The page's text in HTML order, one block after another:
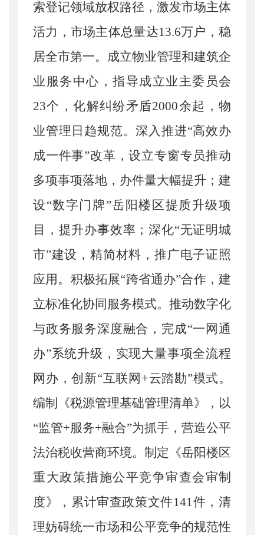
索登记领域放权路径，激发市场主体
活力，市场主体总量达13.6万户，稳
居全市第一。成立物业管理和建筑企
业服务中心，指导成立业主委员会
23个，化解纠纷矛盾2000余起，物
业管理日趋规范。深入推进“高效办
成一件事”改革，设立专窗专员推动
多项事项落地，办件量大幅提升；建
设“数字门牌”岳阳楼区提质升级项
目，提升办事效率；深化“无证明城
市”建设，精简材料，推广电子证照
应用。积极拓展“跨省通办”合作，建
立标准化协同服务模式。推动数字化
与政务服务深度融合，完成“一网通
办”系统升级，实现大量事项全流程
网办，创新“互联网+云踏勘”模式。
编制《税源管理基础管理清单》，以
“监管+服务+融合”为抓手，营造公平
法治税收营商环境。制定《岳阳楼区
重大政策措施公平竞争审查会审制
度》，累计审查政策文件141件，清
理妨碍统一市场和公平竞争的规范性